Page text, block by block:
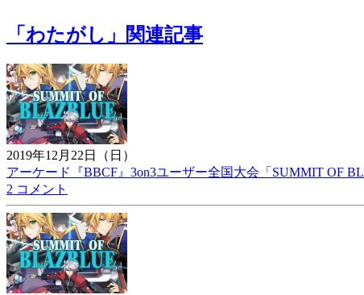
「わたがし」関連記事
2019年12月22日（日）
アーケード『BBCF』3on3ユーザー全国大会「SUMMIT OF
2 コメント